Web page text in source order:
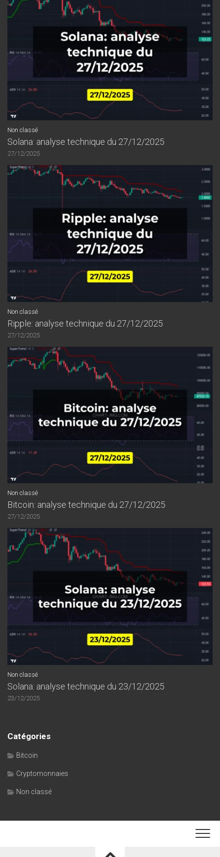
Non classé
Solana: analyse technique du 27/12/2025
27/12/2025
Non classé
Ripple: analyse technique du 27/12/2025
27/12/2025
Non classé
Bitcoin: analyse technique du 27/12/2025
27/12/2025
Non classé
Solana: analyse technique du 23/12/2025
23/12/2025
Catégories
Bitcoin
Cryptomonnaies
Non classé